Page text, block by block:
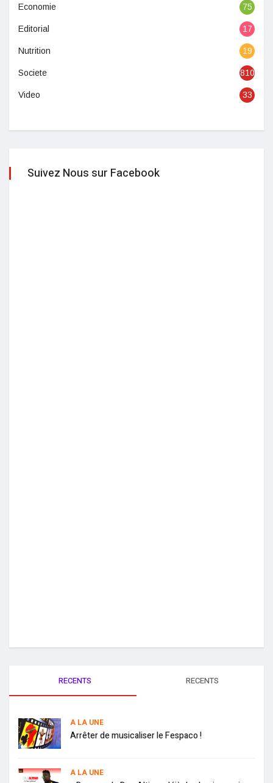
Economie 75
Editorial 17
Nutrition 19
Societe 810
Video 33
Suivez Nous sur Facebook
RECENTS RECENTS
A LA UNE
Arrêter de musicaliser le Fespaco !
A LA UNE